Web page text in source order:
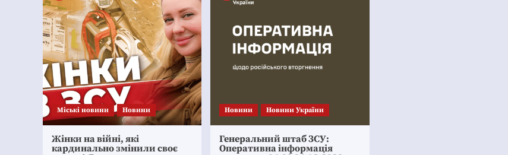
Mіські новини Новини
Жінки на війні, які
кардинально змінили своє
Новини Новини України
Генеральний штаб ЗСУ:
Оперативна інформація